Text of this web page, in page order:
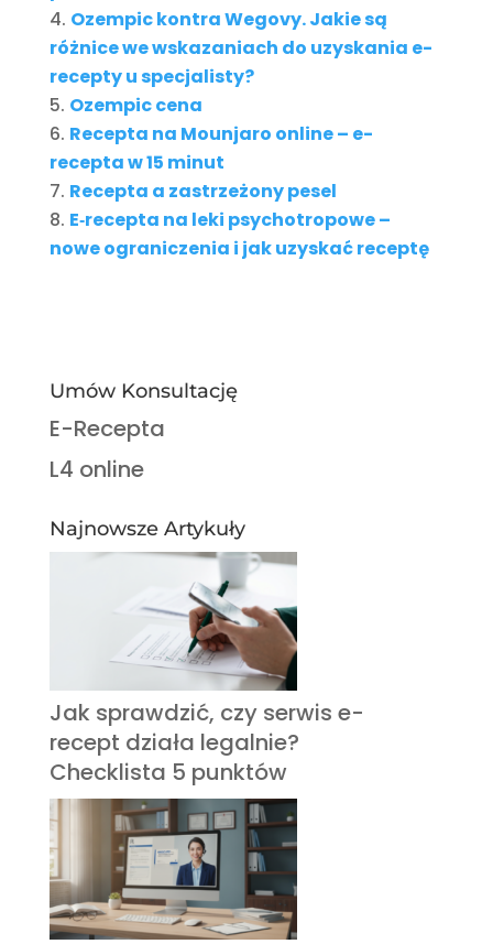
Ozempic kontra Wegovy. Jakie są
różnice we wskazaniach do uzyskania e-
recepty u specjalisty?
Ozempic cena
Recepta na Mounjaro online – e-
recepta w 15 minut
Recepta a zastrzeżony pesel
E‑recepta na leki psychotropowe –
nowe ograniczenia i jak uzyskać receptę
Umów Konsultację
E-Recepta
L4 online
Najnowsze Artykuły
Jak sprawdzić, czy serwis e-
recept działa legalnie?
Checklista 5 punktów